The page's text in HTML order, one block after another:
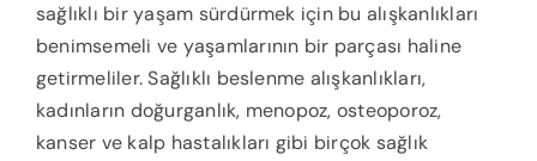
sağlıklı bir yaşam sürdürmek için bu alışkanlıkları
benimsemeli ve yaşamlarının bir parçası haline
getirmeliler. Sağlıklı beslenme alışkanlıkları,
kadınların doğurganlık, menopoz, osteoporoz,
kanser ve kalp hastalıkları gibi birçok sağlık